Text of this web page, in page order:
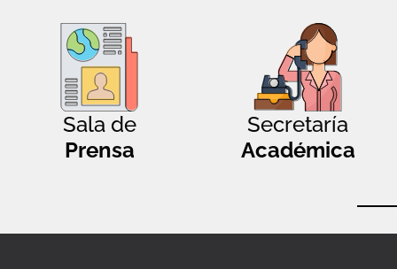
Sala de
Prensa
Secretaría
Académica